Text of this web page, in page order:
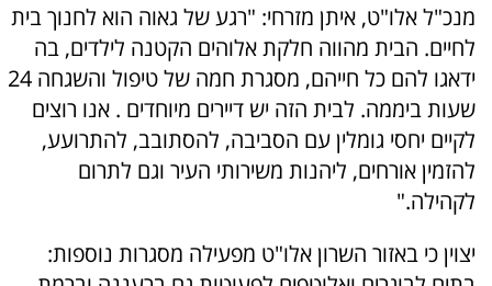
מנכ"ל אלו"ט, איתן מזרחי: "רגע של גאוה הוא לחנוך בית
לחיים. הבית מהווה חלקת אלוהים הקטנה לילדים, בה
ידאגו להם כל חייהם, מסגרת חמה של טיפול והשגחה 24
שעות ביממה. לבית הזה יש דיירים מיוחדים . אנו רוצים
לקיים יחסי גומלין עם הסביבה, להסתובב, להתרועע,
להזמין אורחים, ליהנות משירותי העיר וגם לתרום
לקהילה."
יצוין כי באזור השרון אלו"ט מפעילה מסגרות נוספות: